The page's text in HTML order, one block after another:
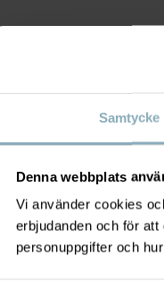
Samtycke
Denna webbplats
Vi använder cookies
erbjudanden och för
personuppgifter och